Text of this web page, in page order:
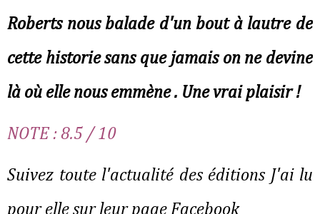
Roberts nous balade d'un bout à lautre de
cette historie sans que jamais on ne devine
là où elle nous emmène . Une vrai plaisir !
NOTE : 8.5 / 10
Suivez toute l'actualité des éditions J'ai lu
pour elle sur leur page Facebook